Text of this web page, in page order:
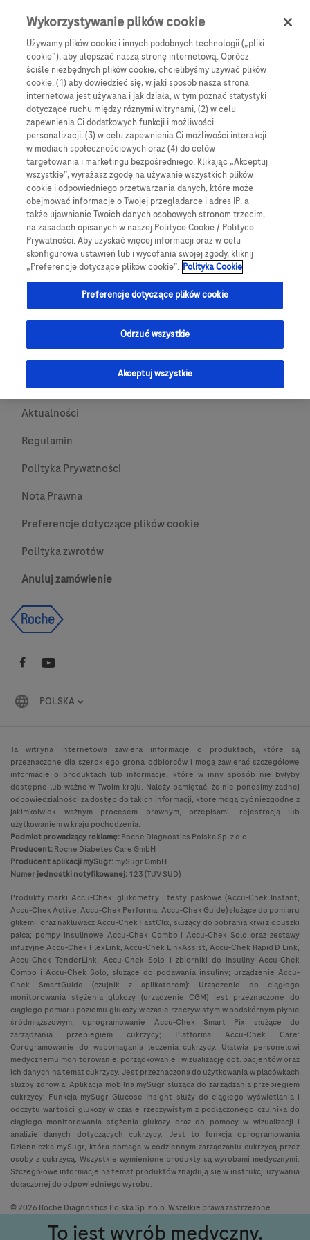
Skip to main content Menu
Products Articles
We are sorry, but no results were found for:
Globalne Strony Internetowe
Global Roche
Platforma Accu-Chek Care
Global Roche Diabetologia
Wszystkie lokalizacje
Skontaktuj się z nami
O nas
Aktualności
Regulamin
Polityka Prywatności
Nota Prawna
Preferencje dotyczące plików cookie
Polityka zwrotów
Anuluj zamówienie
POLSKA
Ta witryna internetowa zawiera informacje o produktach, które są
przeznaczone dla szerokiego grona odbiorców i mogą zawierać szczegółowe
informacje o produktach lub informacje, które w inny sposób nie byłyby
dostępne lub ważne w Twoim kraju. Należy pamiętać, że nie ponosimy żadnej
odpowiedzialności za dostęp do takich informacji, które mogą być niezgodne z
jakimkolwiek ważnym procesem prawnym, przepisami, rejestracją lub
użytkowaniem w kraju pochodzenia.
Podmiot prowadzący reklamę:Roche Diagnostics Polska Sp. z o.o
Producent:Roche Diabetes Care GmbH
Producent aplikacji mySugr:mySugr GmbH
Numer jednostki notyfikowanej:123 (TUV SUD)
Produkty marki Accu-Chek: glukometry i testy paskowe (Accu-Chek Instant,
Accu-Chek Active, Accu-Chek Performa, Accu-Chek Guide) służące do pomiaru
glikemii oraz nakłuwacz Accu-Chek FastClix, służący do pobrania krwi z opuszki
palca; pompy insulinowe Accu-Chek Combo i Accu-Chek Solo oraz zestawy
infuzyjne Accu-Chek FlexLink, Accu-Chek LinkAssist, Accu-Chek Rapid D Link,
Accu-Chek TenderLink, Accu-Chek Solo i zbiorniki do insuliny Accu-Chek
Combo i Accu-Chek Solo, służące do podawania insuliny; urządzenie Accu-
Chek SmartGuide (czujnik z aplikatorem): Urządzenie do ciągłego
monitorowania stężenia glukozy (urządzenie CGM) jest przeznaczone do
ciągłego pomiaru poziomu glukozy w czasie rzeczywistym w podskórnym płynie
śródmiąższowym; oprogramowanie Accu-Chek Smart Pix służące do
zarządzania przebiegiem cukrzycy; Platforma Accu-Chek Care:
Oprogramowanie do wspomagania leczenia cukrzycy. Ułatwia personelowi
medycznemu monitorowanie, porządkowanie i wizualizację dot. pacjentów oraz
ich danych na temat cukrzycy. Jest przeznaczona do użytkowania w placówkach
służby zdrowia; Aplikacja mobilna mySugr służąca do zarządzania przebiegiem
cukrzycy; Funkcja mySugr Glucose Insight służy do ciągłego wyświetlania i
odczytu wartości glukozy w czasie rzeczywistym z podłączonego czujnika do
ciągłego monitorowania stężenia glukozy oraz do pomocy w wizualizacji i
analizie danych dotyczących cukrzycy. Jest to funkcja oprogramowania
Dzienniczka mySugr, która pomaga w codziennym zarządzaniu cukrzycą przez
osoby z cukrzycą. Wszystkie wymienione produkty są wyrobami medycznymi.
Szczegółowe informacje na temat produktów znajdują się w instrukcji używania
dołączonej do odpowiedniego wyrobu.
© 2026 Roche Diagnostics Polska Sp. z o.o. Wszelkie prawa zastrzeżone.
To jest wyrób medyczny.
Wykorzystywanie plików cookie
Używamy plików cookie i innych podobnych technologii („pliki
cookie”), aby ulepszać naszą stronę internetową. Oprócz
ściśle niezbędnych plików cookie, chcielibyśmy używać plików
cookie: (1) aby dowiedzieć się, w jaki sposób nasza strona
internetowa jest używana i jak działa, w tym poznać statystyki
dotyczące ruchu między róznymi witrynami, (2) w celu
zapewnienia Ci dodatkowych funkcji i możliwości
personalizacji, (3) w celu zapewnienia Ci możliwości interakcji
w mediach społecznościowych oraz (4) do celów
targetowania i marketingu bezpośredniego. Klikając „Akceptuj
wszystkie”, wyrażasz zgodę na używanie wszystkich plików
cookie i odpowiedniego przetwarzania danych, które może
obejmować informacje o Twojej przeglądarce i adres IP, a
także ujawnianie Twoich danych osobowych stronom trzecim,
na zasadach opisanych w naszej Polityce Cookie / Polityce
Prywatności. Aby uzyskać więcej informacji oraz w celu
skonfigurowa ustawień lub i wycofania swojej zgody, kliknij
„Preferencje dotyczące plików cookie”. Polityka Cookie
Preferencje dotyczące plików cookie
Odrzuć wszystkie
Akceptuj wszystkie